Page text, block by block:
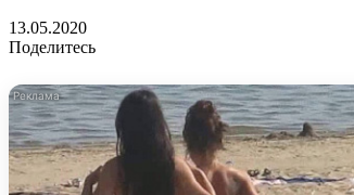
13.05.2020
Поделитесь